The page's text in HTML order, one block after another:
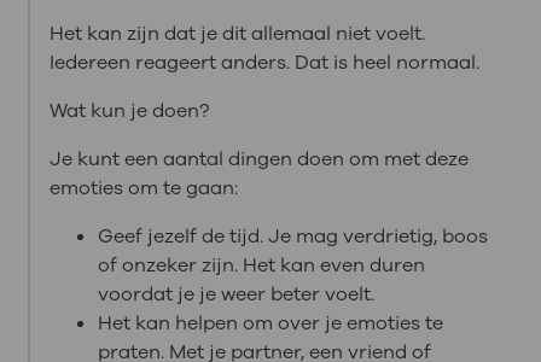
Het kan zijn dat je dit allemaal niet voelt.
Iedereen reageert anders. Dat is heel normaal.
Wat kun je doen?
Je kunt een aantal dingen doen om met deze
emoties om te gaan:
Geef jezelf de tijd. Je mag verdrietig, boos
of onzeker zijn. Het kan even duren
voordat je je weer beter voelt.
Het kan helpen om over je emoties te
praten. Met je partner, een vriend of